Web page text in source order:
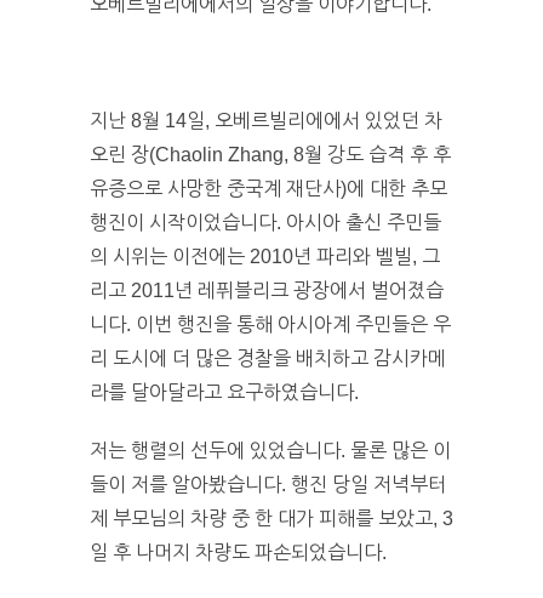
지난 8월 14일, 오베르빌리에에서 있었던 차
오린 장(Chaolin Zhang, 8월 강도 습격 후 후
유증으로 사망한 중국계 재단사)에 대한 추모
행진이 시작이었습니다. 아시아 출신 주민들
의 시위는 이전에는 2010년 파리와 벨빌, 그
리고 2011년 레퓌블리크 광장에서 벌어졌습
니다. 이번 행진을 통해 아시아계 주민들은 우
리 도시에 더 많은 경찰을 배치하고 감시카메
라를 달아달라고 요구하였습니다.
저는 행렬의 선두에 있었습니다. 물론 많은 이
들이 저를 알아봤습니다. 행진 당일 저녁부터
제 부모님의 차량 중 한 대가 피해를 보았고, 3
일 후 나머지 차량도 파손되었습니다.